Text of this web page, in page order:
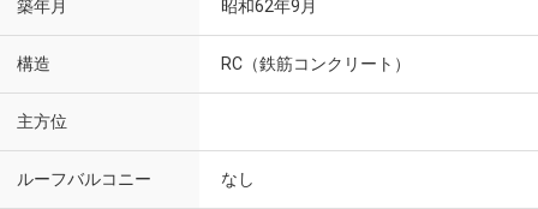
築年月 昭和62年9月
構造 RC（鉄筋コンクリート）
主方位
ルーフバルコニー なし